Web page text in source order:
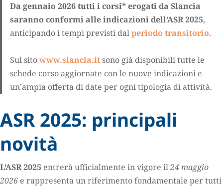
Da gennaio 2026 tutti i corsi* erogati da Slancia
saranno conformi alle indicazioni dell’ASR 2025,
anticipando i tempi previsti dalperiodo transitorio.
Sul sitowww.slancia.itsono già disponibili tutte le
schede corso aggiornate con le nuove indicazioni e
un’ampia offerta di date per ogni tipologia di attività.
ASR 2025: principali
novità
L’ASR 2025 entrerà ufficialmente in vigore il24 maggio
2026 e rappresenta un riferimento fondamentale per tutti